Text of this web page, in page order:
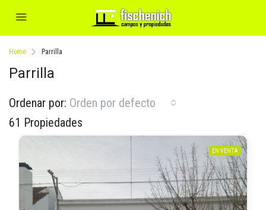
Home Parrilla
Parrilla
61 Propiedades
Ordenar por: Orden por defecto
EN VENTA